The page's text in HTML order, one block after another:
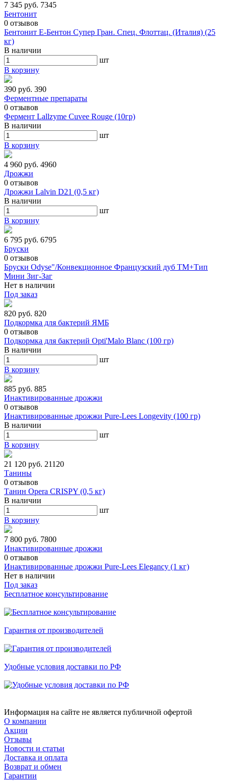
7 345 руб. 7345
Бентонит
0 отзывов
Бентонит Е-Бентон Супер Гран. Спец. Флоттац. (Италия) (25
кг)
В наличии
шт
В корзину
390 руб. 390
Ферментные препараты
0 отзывов
Фермент Lallzyme Cuvee Rouge (10гр)
В наличии
шт
В корзину
4 960 руб. 4960
Дрожжи
0 отзывов
Дрожжи Lalvin D21 (0,5 кг)
В наличии
шт
В корзину
6 795 руб. 6795
Бруски
0 отзывов
Бруски Odyse"/Конвекционное Французский дуб ТМ+Тип
Мини Зиг-Заг
Нет в наличии
Под заказ
820 руб. 820
Подкормка для бактерий ЯМБ
0 отзывов
Подкормка для бактерий Opti'Malo Blanc (100 гр)
В наличии
шт
В корзину
885 руб. 885
Инактивированные дрожжи
0 отзывов
Инактивированные дрожжи Pure-Lees Longevity (100 гр)
В наличии
шт
В корзину
21 120 руб. 21120
Танины
0 отзывов
Танин Opera CRISPY (0,5 кг)
В наличии
шт
В корзину
7 800 руб. 7800
Инактивированные дрожжи
0 отзывов
Инактивированные дрожжи Pure-Lees Elegancy (1 кг)
Нет в наличии
Под заказ
Бесплатное консультирование
Гарантия от производителей
Удобные условия доставки по РФ
Информация на сайте не является публичной офертой
О компании
Акции
Отзывы
Новости и статьи
Доставка и оплата
Возврат и обмен
Гарантии